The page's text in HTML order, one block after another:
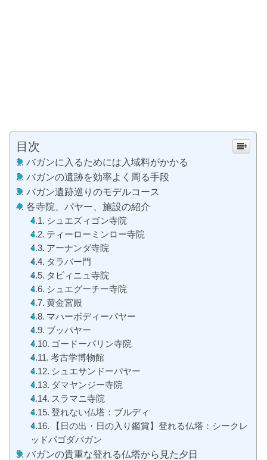
目次
バガンに入るためには入域料がかかる
バガンの遺跡を効率よく周る手段
バガン遺跡巡りのモデルコース
各寺院、パヤー、施設の紹介
シュエズィゴン寺院
ティーローミンロー寺院
アーナンダ寺院
タラバー門
タビィニュ寺院
シュエグーチー寺院
黄金宮殿
マハーボディーパヤー
ブッパヤー
ゴードーパリン寺院
考古学博物館
シュエサンドーパヤー
ダマヤンジー寺院
スラマニ寺院
登れない仏塔：ブルディ
【日の出・日の入り鑑賞】登れる仏塔：シークレ
ッドパゴダバガン
バガンの貴重な登れる仏塔から見た夕日